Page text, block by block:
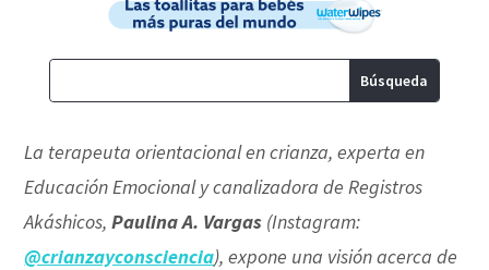
La terapeuta orientacional en crianza, experta en
Educación Emocional y canalizadora de Registros
Akáshicos,Paulina A. Vargas (Instagram:
@crianzayconsciencia), expone una visión acerca de